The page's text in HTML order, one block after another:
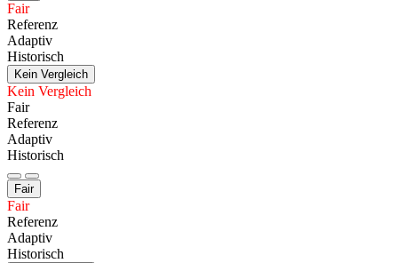
Fair
Referenz
Adaptiv
Historisch
Kein Vergleich
Kein Vergleich
Fair
Referenz
Adaptiv
Historisch
Fair
Fair
Referenz
Adaptiv
Historisch